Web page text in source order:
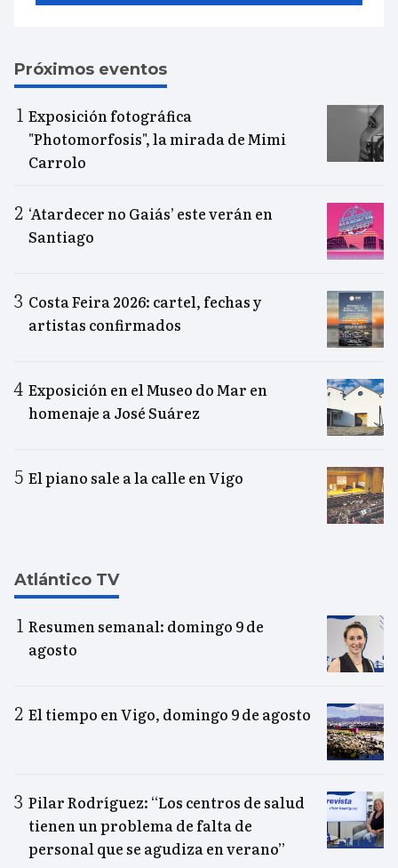
Próximos eventos
Exposición fotográfica
"Photomorfosis", la mirada de Mimi
Carrolo
‘Atardecer no Gaiás’ este verán en
Santiago
Costa Feira 2026: cartel, fechas y
artistas confirmados
Exposición en el Museo do Mar en
homenaje a José Suárez
El piano sale a la calle en Vigo
Atlántico TV
Resumen semanal: domingo 9 de
agosto
El tiempo en Vigo, domingo 9 de agosto
Pilar Rodríguez: “Los centros de salud
tienen un problema de falta de
personal que se agudiza en verano”